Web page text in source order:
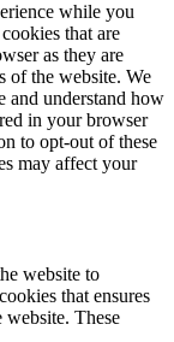
while you
that are
as they are
of the website. We
and understand how
in your browser
to opt-out of these
may affect your
website to
that ensures
website. These